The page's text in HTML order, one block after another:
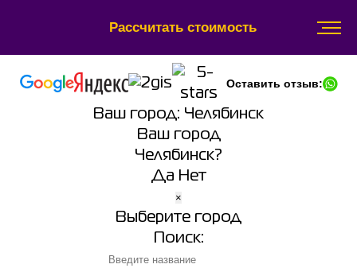
Рассчитать стоимость
Оставить отзыв:
Ваш город: Челябинск
Ваш город
Челябинск?
Да Нет
×
Выберите город
Поиск: